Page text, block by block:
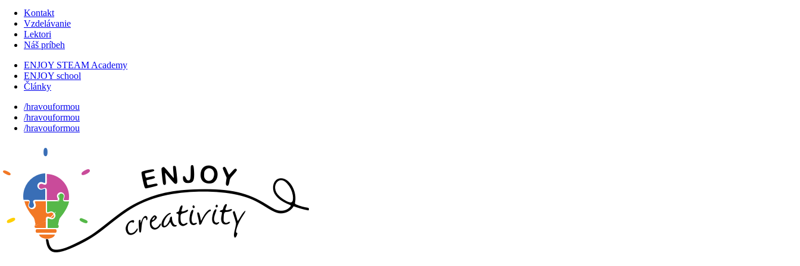
Kontakt
Vzdelávanie
Lektori
Náš príbeh
ENJOY STEAM Academy
ENJOY school
Články
/hravouformou
/hravouformou
/hravouformou